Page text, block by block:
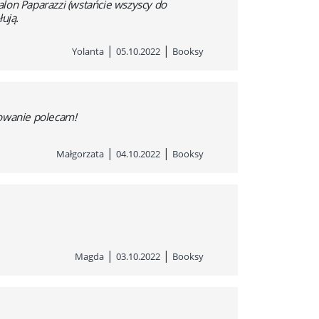
Paparazzi (wstańcie wszyscy do
Yolanta | 05.10.2022 | Booksy
polecam!
Małgorzata | 04.10.2022 | Booksy
Magda | 03.10.2022 | Booksy